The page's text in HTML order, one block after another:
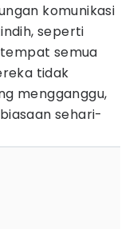
komunikasi
seperti
semua
tidak
mengganggu,
sehari-